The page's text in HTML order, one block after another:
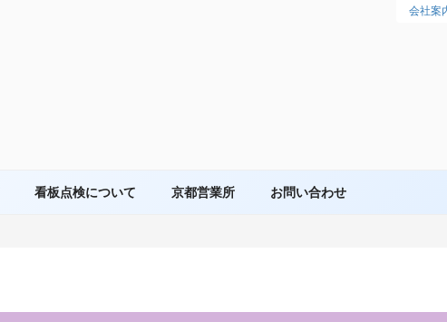
会社案
看板点検について 京都営業所 お問い合わせ